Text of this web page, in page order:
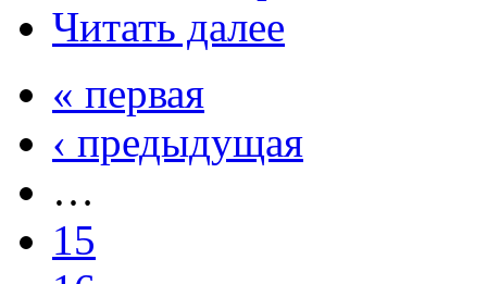
Читать далее
« первая
‹ предыдущая
…
15